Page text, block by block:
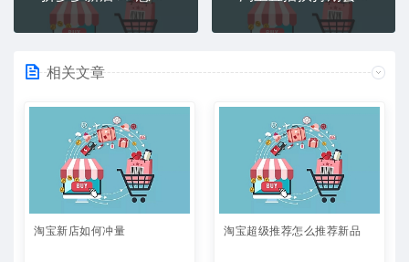
相关文章
淘宝新店如何冲量 淘宝超级推荐怎么推荐新品